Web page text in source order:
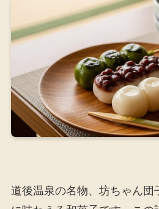
道後温泉の名物、坊ちゃん団